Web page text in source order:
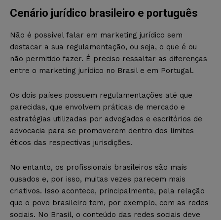
Cenário jurídico brasileiro e português
Não é possível falar em marketing jurídico sem
destacar a sua regulamentação, ou seja, o que é ou
não permitido fazer. É preciso ressaltar as diferenças
entre o marketing jurídico no Brasil e em Portugal.
Os dois países possuem regulamentações até que
parecidas, que envolvem práticas de mercado e
estratégias utilizadas por advogados e escritórios de
advocacia para se promoverem dentro dos limites
éticos das respectivas jurisdições.
No entanto, os profissionais brasileiros são mais
ousados e, por isso, muitas vezes parecem mais
criativos. Isso acontece, principalmente, pela relação
que o povo brasileiro tem, por exemplo, com as redes
sociais. No Brasil, o conteúdo das redes sociais deve